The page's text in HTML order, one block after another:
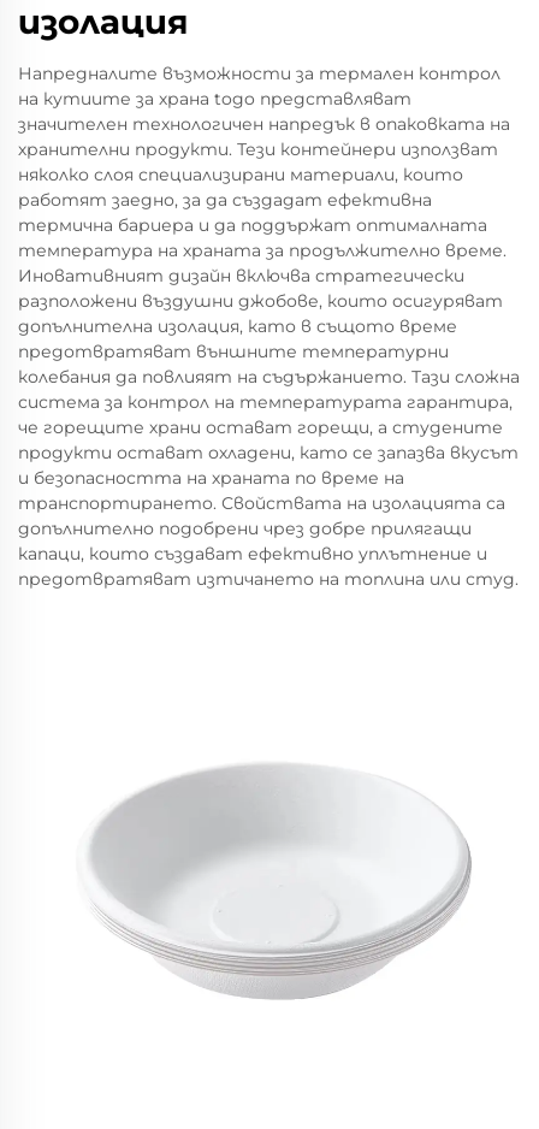
изолация
Напредналите възможности за термален контрол
на кутиите за храна togo представляват
значителен технологичен напредък в опаковката на
хранителни продукти. Тези контейнери използват
няколко слоя специализирани материали, които
работят заедно, за да създадат ефективна
термична бариера и да поддържат оптималната
температура на храната за продължително време.
Иновативният дизайн включва стратегически
разположени въздушни джобове, които осигуряват
допълнителна изолация, като в същото време
предотвратяват външните температурни
колебания да повлияят на съдържанието. Тази сложна
система за контрол на температурата гарантира,
че горещите храни остават горещи, а студените
продукти остават охладени, като се запазва вкусът
и безопасността на храната по време на
транспортирането. Свойствата на изолацията са
допълнително подобрени чрез добре прилягащи
капаци, които създават ефективно уплътнение и
предотвратяват изтичането на топлина или студ.